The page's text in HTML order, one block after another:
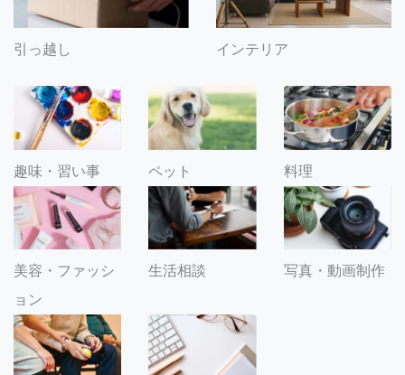
引っ越し インテリア
趣味・習い事 ペット 料理
美容・ファッシ
ョン
生活相談 写真・動画制作